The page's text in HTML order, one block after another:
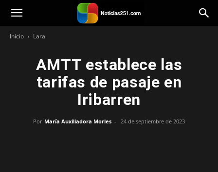
Noticias251
Inicio Lara
AMTT establece las
tarifas de pasaje en
Iribarren
Por María Auxiliadora Morles - 24 de septiembre de 2023